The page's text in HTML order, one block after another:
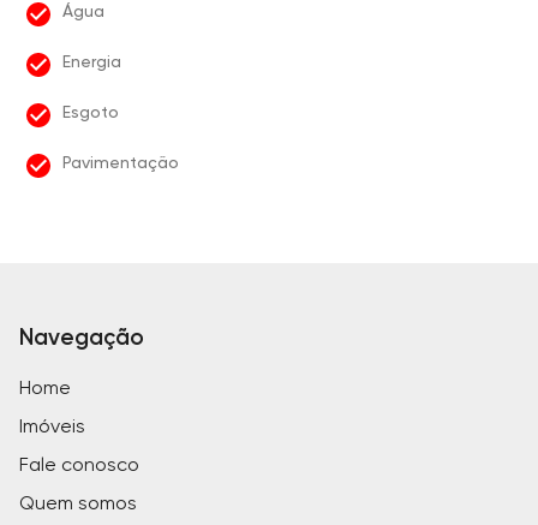
Água
Energia
Esgoto
Pavimentação
Navegação
Home
Imóveis
Fale conosco
Quem somos